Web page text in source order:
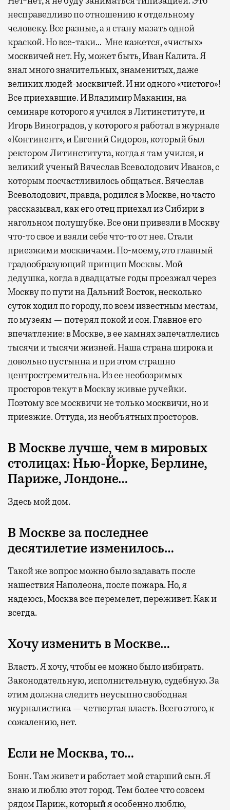
несправедливо по отношению к отдельному
человеку. Все разные, а я стану мазать одной
краской. Но все-таки… Мне кажется, «чистых»
москвичей нет. Ну, может быть, Иван Калита. Я
знал много значительных, знаменитых, даже
великих людей-москвичей. И ни одного «чистого»!
Все приехавшие. И Владимир Маканин, на
семинаре которого я учился в Литинституте, и
Игорь Виноградов, у которого я работал в журнале
«Континент», и Евгений Сидоров, который был
ректором Литинститута, когда я там учился, и
великий ученый Вячеслав Всеволодович Иванов, с
которым посчастливилось общаться. Вячеслав
Всеволодович, правда, родился в Москве, но часто
рассказывал, как его отец приехал из Сибири в
нагольном полушубке. Все они привезли в Москву
что-то свое и взяли себе что-то от нее. Стали
приезжими москвичами. По-моему, это главный
градообразующий принцип Москвы. Мой
дедушка, когда в двадцатые годы проезжал через
Москву по пути на Дальний Восток, несколько
суток ходил по городу, по всем известным местам,
по музеям — потерял покой и сон. Главное его
впечатление: в Москве, в ее камнях запечатлелись
тысячи и тысячи жизней. Наша страна широка и
довольно пустынна и при этом страшно
центростремительна. Из ее необозримых
просторов текут в Москву живые ручейки.
Поэтому все москвичи не только москвичи, но и
приезжие. Оттуда, из необъятных просторов.
В Москве лучше, чем в мировых
столицах: Нью-Йорке, Берлине,
Париже, Лондоне…
Здесь мой дом.
В Москве за последнее
десятилетие изменилось…
Такой же вопрос можно было задавать после
нашествия Наполеона, после пожара. Но, я
надеюсь, Москва все перемелет, переживет. Как и
всегда.
Хочу изменить в Москве…
Власть. Я хочу, чтобы ее можно было избирать.
Законодательную, исполнительную, судебную. За
этим должна следить неусыпно свободная
журналистика — четвертая власть. Всего этого, к
сожалению, нет.
Если не Москва, то…
Бонн. Там живет и работает мой старший сын. Я
знаю и люблю этот город. Тем более что совсем
рядом Париж, который я особенно люблю,